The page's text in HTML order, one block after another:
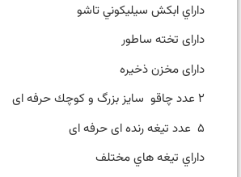
داراي ابكش سيليكوني تاشو
دارای تخته ساطور
دارای مخزن ذخیره
داراي تيغه هاي مختلف